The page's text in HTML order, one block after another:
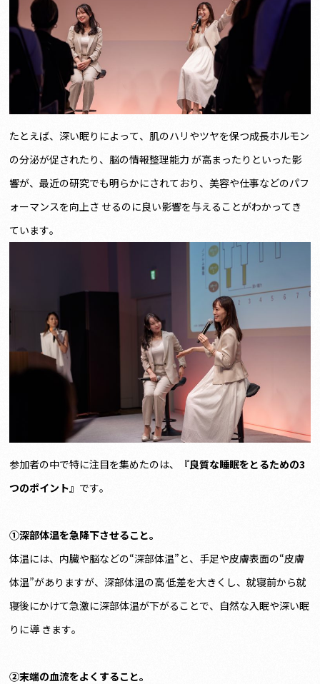
たとえば、深い眠りによって、肌のハリやツヤを保つ成⻑ホルモン
の分泌が促されたり、脳の情報整理能力 が高まったりといった影
響が、最近の研究でも明らかにされており、美容や仕事などのパフ
ォーマンスを向上さ せるのに良い影響を与えることがわかってき
ています。
参加者の中で特に注目を集めたのは、
『良質な睡眠をとるための3
つのポイント』 です。
①深部体温を急降下させること。
体温には、内臓や脳などの“深部体温”と、手足や皮膚表面の“皮膚
体温”がありますが、深部体温の高 低差を大きくし、就寝前から就
寝後にかけて急激に深部体温が下がることで、自然な入眠や深い眠
りに導 きます。
②末端の血流をよくすること。